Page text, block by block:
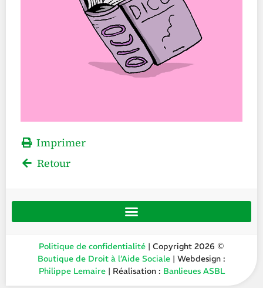
Imprimer
Retour
Politique de confidentialité | Copyright 2026 ©
Boutique de Droit à l’Aide Sociale | Webdesign :
Philippe Lemaire| Réalisation : Banlieues ASBL